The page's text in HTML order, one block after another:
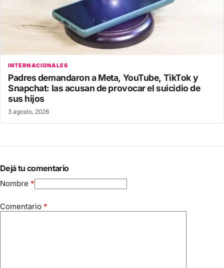
INTERNACIONALES
Padres demandaron a Meta, YouTube, TikTok y
Snapchat: las acusan de provocar el suicidio de
sus hijos
3 agosto, 2026
Dejá tu comentario
Nombre *
Comentario *